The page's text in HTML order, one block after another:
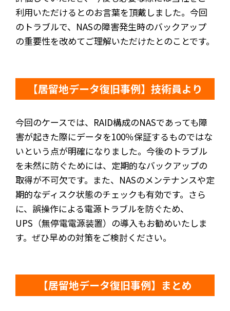
利用いただけるとのお言葉を頂戴しました。今回
のトラブルで、NASの障害発生時のバックアップ
の重要性を改めてご理解いただけたとのことです。
【居留地データ復旧事例】技術員より
今回のケースでは、RAID構成のNASであっても障
害が起きた際にデータを100％保証するものではな
いという点が明確になりました。今後のトラブル
を未然に防ぐためには、定期的なバックアップの
取得が不可欠です。また、NASのメンテナンスや定
期的なディスク状態のチェックも有効です。さら
に、誤操作による電源トラブルを防ぐため、
UPS（無停電電源装置）の導入もお勧めいたしま
す。ぜひ早めの対策をご検討ください。
【居留地データ復旧事例】まとめ